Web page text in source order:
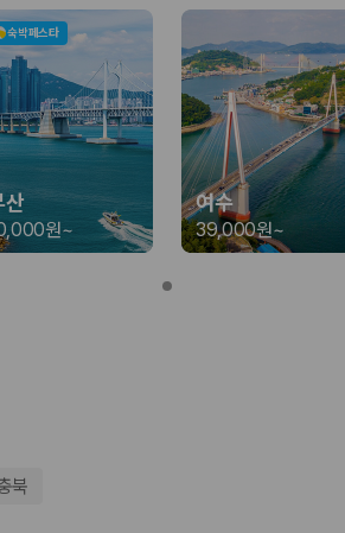
교하는 것이 좋습니다.
인해야 합니다.
렌트카 가격뿐 아니라 일반자차, 완전자차,
숙박페스타
산
원~
여수
39,000원~
북